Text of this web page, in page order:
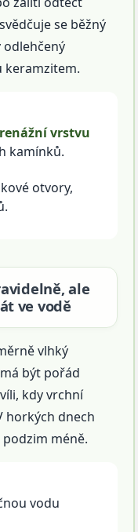
se běžný
keramzitem.
vrstvu
kamínků.
otvory,
ale
ve vodě
vlhký
být pořád
kdy vrchní
horkých dnech
méně.
vodu